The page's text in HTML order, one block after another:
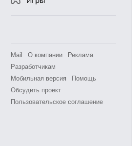
Mail О компании
Реклама
Разработчикам
Мобильная версия
Помощь
Обсудить проект
Пользовательское соглашение